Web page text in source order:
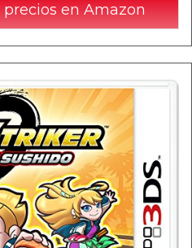
en Amazon